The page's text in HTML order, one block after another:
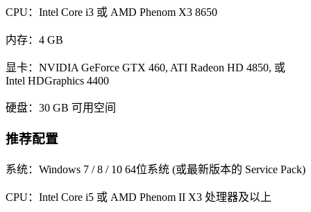
CPU：Intel Core i3 或 AMD Phenom X3 8650
内存：4 GB
显卡：NVIDIA GeForce GTX 460, ATI Radeon HD 4850, 或
Intel HDGraphics 4400
硬盘：30 GB 可用空间
推荐配置
系统：Windows 7 / 8 / 10 64位系统 (或最新版本的 Service Pack)
CPU：Intel Core i5 或 AMD Phenom II X3 处理器及以上